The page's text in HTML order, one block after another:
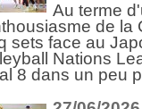
Au terme
de
sets face au
Nations
8 dans un peu